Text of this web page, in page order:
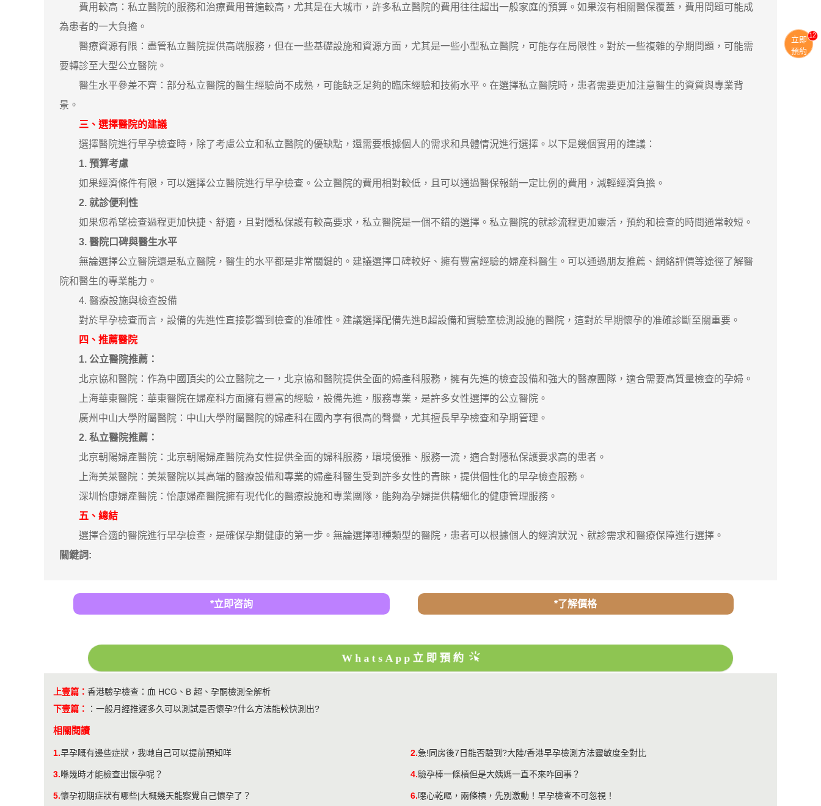
費用較高：私立醫院的服務和治療費用普遍較高，尤其是在大城市，許多私立醫院的費用往往超出一般家庭的預算。如果沒有相關醫保覆蓋，費用問題可能成
為患者的一大負擔。
醫療資源有限：盡管私立醫院提供高端服務，但在一些基礎設施和資源方面，尤其是一些小型私立醫院，可能存在局限性。對於一些複雜的孕期問題，可能需
要轉診至大型公立醫院。
醫生水平參差不齊：部分私立醫院的醫生經驗尚不成熟，可能缺乏足夠的臨床經驗和技術水平。在選擇私立醫院時，患者需要更加注意醫生的資質與專業背
景。
三、選擇醫院的建議
選擇醫院進行早孕檢查時，除了考慮公立和私立醫院的優缺點，還需要根據個人的需求和具體情況進行選擇。以下是幾個實用的建議：
1. 預算考慮
如果經濟條件有限，可以選擇公立醫院進行早孕檢查。公立醫院的費用相對較低，且可以通過醫保報銷一定比例的費用，減輕經濟負擔。
2. 就診便利性
如果您希望檢查過程更加快捷、舒適，且對隱私保護有較高要求，私立醫院是一個不錯的選擇。私立醫院的就診流程更加靈活，預約和檢查的時間通常較短。
3. 醫院口碑與醫生水平
無論選擇公立醫院還是私立醫院，醫生的水平都是非常關鍵的。建議選擇口碑較好、擁有豐富經驗的婦產科醫生。可以通過朋友推薦、網絡評價等途徑了解醫
院和醫生的專業能力。
4. 醫療設施與檢查設備
對於早孕檢查而言，設備的先進性直接影響到檢查的准確性。建議選擇配備先進B超設備和實驗室檢測設施的醫院，這對於早期懷孕的准確診斷至關重要。
四、推薦醫院
1. 公立醫院推薦：
北京協和醫院：作為中國頂尖的公立醫院之一，北京協和醫院提供全面的婦產科服務，擁有先進的檢查設備和強大的醫療團隊，適合需要高質量檢查的孕婦。
上海華東醫院：華東醫院在婦產科方面擁有豐富的經驗，設備先進，服務專業，是許多女性選擇的公立醫院。
廣州中山大學附屬醫院：中山大學附屬醫院的婦產科在國內享有很高的聲譽，尤其擅長早孕檢查和孕期管理。
2. 私立醫院推薦：
北京朝陽婦產醫院：北京朝陽婦產醫院為女性提供全面的婦科服務，環境優雅、服務一流，適合對隱私保護要求高的患者。
上海美萊醫院：美萊醫院以其高端的醫療設備和專業的婦產科醫生受到許多女性的青睞，提供個性化的早孕檢查服務。
深圳怡康婦產醫院：怡康婦產醫院擁有現代化的醫療設施和專業團隊，能夠為孕婦提供精細化的健康管理服務。
五、總結
選擇合適的醫院進行早孕檢查，是確保孕期健康的第一步。無論選擇哪種類型的醫院，患者可以根據個人的經濟狀況、就診需求和醫療保障進行選擇。
關鍵詞:
*立即咨詢 *了解價格
WhatsApp立即預約
上壹篇： 香港驗孕檢查：血 HCG、B 超、孕酮檢測全解析
下壹篇：
： 一般月經推遲多久可以測試是否懷孕?什么方法能較快測出?
相關閱讀
1.早孕嘅有邊些症狀，我哋自己可以提前預知咩 2.急!同房後7日能否驗到?大陸/香港早孕檢測方法靈敏度全對比
3.喺幾時才能檢查出懷孕呢？ 4.​驗孕棒一條槓但是大姨媽一直不來咋回事？
5.懷孕初期症狀有哪些|大概幾天能察覺自己懷孕了？ 6.噁心乾嘔，兩條槓，先別激動！早孕檢查不可忽視！
立即
預約
13